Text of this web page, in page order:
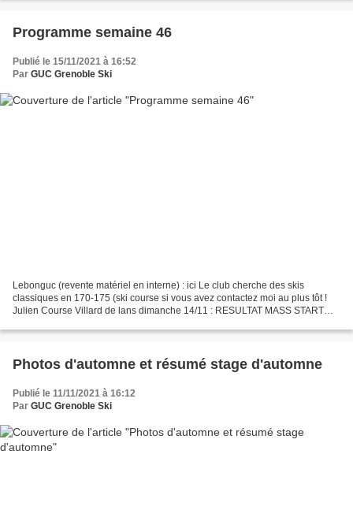
Programme semaine 46
Publié le 15/11/2021 à 16:52
Par GUC Grenoble Ski
Lebonguc (revente matériel en interne) : ici Le club cherche des skis
classiques en 170-175 (ski course si vous avez contactez moi au plus tôt !
Julien Course Villard de lans dimanche 14/11 : RESULTAT MASS START
Photos d'automne et résumé stage d'automne
Publié le 11/11/2021 à 16:12
Par GUC Grenoble Ski